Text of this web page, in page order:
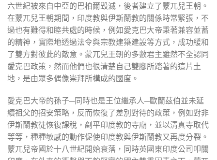
六世紀被來自中亞的巴柏爾毀滅，後者建立了蒙兀兒王朝。
在蒙兀兒王朝期間，印度教與伊斯蘭教的關係時常緊張，不
過也有難得和睦共處的時候，例如愛克巴大帝秉著兼容並蓄
的精神，實際地透過法令與宗教建築建設等方式，成功緩和
了雙方對彼此的敵意。蒙兀兒王朝的多數君主雖然不全認同
愛克巴政策，然而他們也很清楚自己雙腳所踏著的這片土
地，是由眾多偶像崇拜所構成的國度。
愛克巴大帝的孫子─同時也是王位繼承人─歐蘭茲伯並未延
續祖父的招安策略，反而恢復了差別對待的政策，例如對非
伊斯蘭教徒恢復課稅，剷平印度教的寺廟，並以清真寺取代
等等，種種敏感的動作促使印度教與伊斯蘭教又再度分裂。
蒙兀兒帝國於十八世紀開始衰落，同時英國東印度公司叩關